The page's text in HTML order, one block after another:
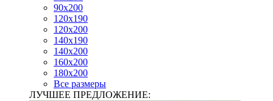
90х200
120х190
120х200
140х190
140х200
160х200
180х200
Все размеры
ЛУЧШЕЕ ПРЕДЛОЖЕНИЕ: